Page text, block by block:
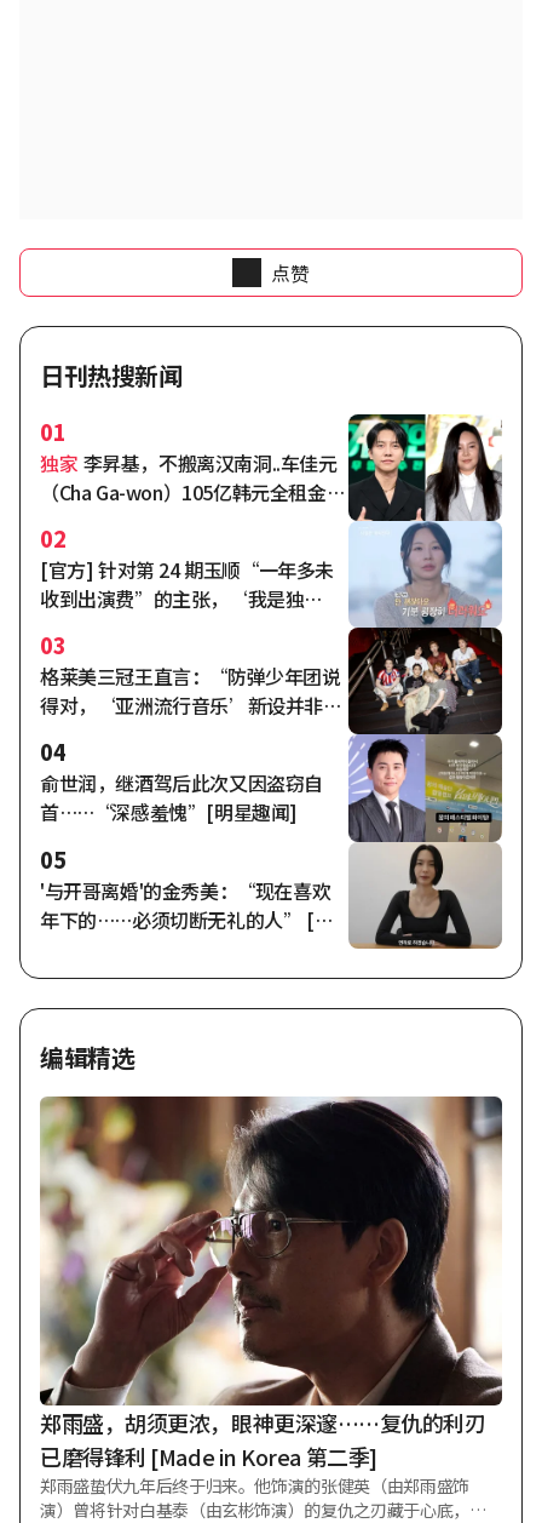
点赞
日刊热搜新闻
01
独家 李昇基，不搬离汉南洞..车佳元
（Cha Ga-won）105亿韩元全租金纠
02
[官方] 针对第 24 期玉顺“一年多未
收到出演费”的主张，‘我是独
毕”。
03
格莱美三冠王直言：“防弹少年团说
得对，‘亚洲流行音乐’新设并非包
04
俞世润，继酒驾后此次又因盗窃自
首……“深感羞愧”[明星趣闻]
05
'与开哥离婚'的金秀美：“现在喜欢
年下的……必须切断无礼的人” [秀
编辑精选
郑雨盛，胡须更浓，眼神更深邃……复仇的利刃
已磨得锋利 [Made in Korea 第二季]
郑雨盛蛰伏九年后终于归来。他饰演的张健英（由郑雨盛饰
演）曾将针对白基泰（由玄彬饰演）的复仇之刃藏于心底，如